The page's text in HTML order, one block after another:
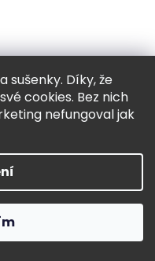
sušenky. Díky, že
cookies. Bez nich
nefungoval jak
práva vyhrazena.
Shoptak.cz